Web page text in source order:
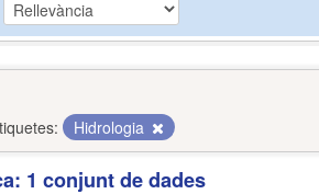
Hidrologia
1 conjunt de dades